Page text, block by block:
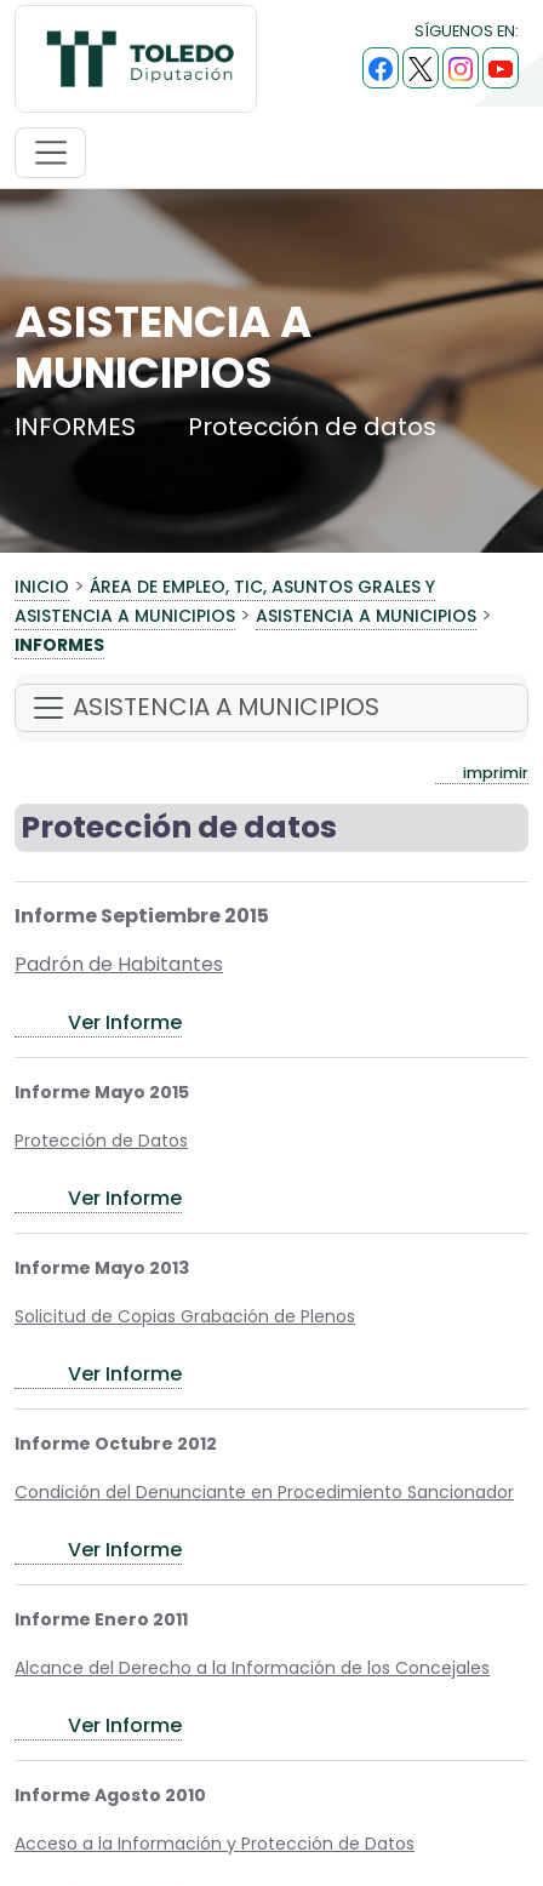
SÍGUENOS EN:
ASISTENCIA A
MUNICIPIOS
INFORMES Protección de datos
INICIO > ÁREA DE EMPLEO, TIC, ASUNTOS GRALES Y
ASISTENCIA A MUNICIPIOS > ASISTENCIA A MUNICIPIOS >
INFORMES
ASISTENCIA A MUNICIPIOS
imprimir
Protección de datos
Informe Septiembre 2015
Padrón de Habitantes
Ver Informe
Informe Mayo 2015
Protección de Datos
Ver Informe
Informe Mayo 2013
Solicitud de Copias Grabación de Plenos
Ver Informe
Informe Octubre 2012
Condición del Denunciante en Procedimiento Sancionador
Ver Informe
Informe Enero 2011
Alcance del Derecho a la Información de los Concejales
Ver Informe
Informe Agosto 2010
Acceso a la Información y Protección de Datos